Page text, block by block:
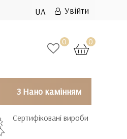
UA Увійти
0 0
З Нано камінням
Сертифіковані вироби